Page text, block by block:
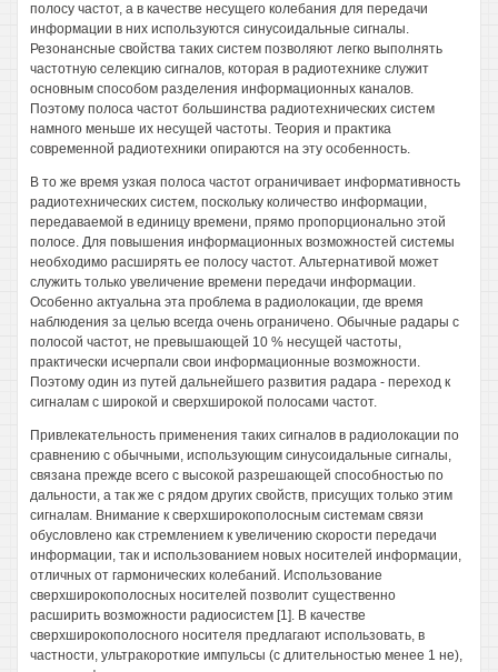
полосу частот, а в качестве несущего колебания для передачи
информации в них используются синусоидальные сигналы.
Резонансные свойства таких систем позволяют легко выполнять
частотную селекцию сигналов, которая в радиотехнике служит
основным способом разделения информационных каналов.
Поэтому полоса частот большинства радиотехнических систем
намного меньше их несущей частоты. Теория и практика
современной радиотехники опираются на эту особенность.
В то же время узкая полоса частот ограничивает информативность
радиотехнических систем, поскольку количество информации,
передаваемой в единицу времени, прямо пропорционально этой
полосе. Для повышения информационных возможностей системы
необходимо расширять ее полосу частот. Альтернативой может
служить только увеличение времени передачи информации.
Особенно актуальна эта проблема в радиолокации, где время
наблюдения за целью всегда очень ограничено. Обычные радары с
полосой частот, не превышающей 10 % несущей частоты,
практически исчерпали свои информационные возможности.
Поэтому один из путей дальнейшего развития радара - переход к
сигналам с широкой и сверхширокой полосами частот.
Привлекательность применения таких сигналов в радиолокации по
сравнению с обычными, использующим синусоидальные сигналы,
связана прежде всего с высокой разрешающей способностью по
дальности, а так же с рядом других свойств, присущих только этим
сигналам. Внимание к сверхширокополосным системам связи
обусловлено как стремлением к увеличению скорости передачи
информации, так и использованием новых носителей информации,
отличных от гармонических колебаний. Использование
сверхширокополосных носителей позволит существенно
расширить возможности радиосистем [1]. В качестве
сверхширокополосного носителя предлагают использовать, в
частности, ультракороткие импульсы (с длительностью менее 1 не),